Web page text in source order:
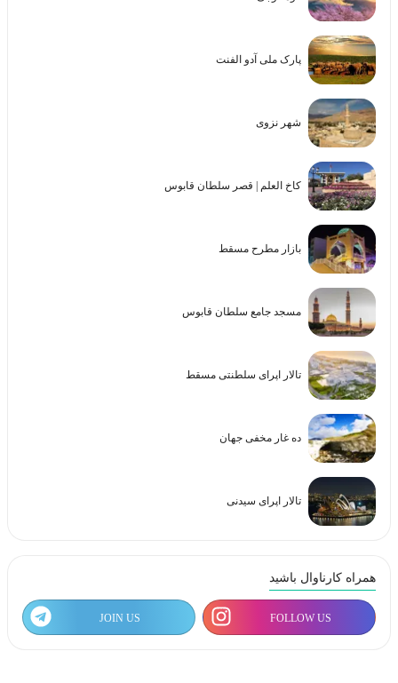
پارک ملی آدو الفنت
شهر نزوی
کاخ العلم | قصر سلطان قابوس
بازار مطرح مسقط
مسجد جامع سلطان قابوس
تالار اپرای سلطنتی مسقط
ده غار مخفی جهان
تالار اپرای سیدنی
همراه کارناوال باشید
FOLLOW US
JOIN US